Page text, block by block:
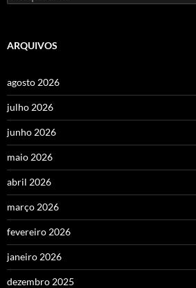
por:
ARQUIVOS
agosto 2026
julho 2026
junho 2026
maio 2026
abril 2026
março 2026
fevereiro 2026
janeiro 2026
dezembro 2025